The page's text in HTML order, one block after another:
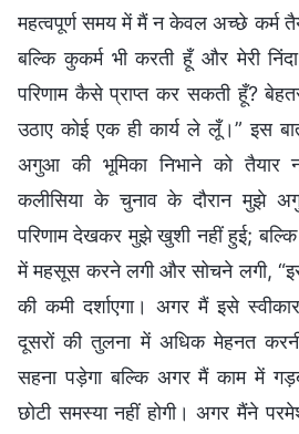
महत्वपूर्ण समय में मैं न केवल अच्छे कर्म
बल्कि कुकर्म भी करती हूँ और मेरी
परिणाम कैसे प्राप्त कर सकती हूँ?
उठाए कोई एक ही कार्य ले लूँ।” इस
अगुआ की भूमिका निभाने को तैयार
कलीसिया के चुनाव के दौरान मुझे
परिणाम देखकर मुझे खुशी नहीं हुई;
में महसूस करने लगी और सोचने लगी,
की कमी दर्शाएगा। अगर मैं इसे
दूसरों की तुलना में अधिक मेहनत
सहना पड़ेगा बल्कि अगर मैं काम में
छोटी समस्या नहीं होगी। अगर मैंने